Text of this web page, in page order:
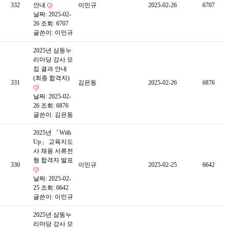
332
안내
날짜: 2025-02-
26 조회: 6707
글쓴이: 이민규
이민규 2025-02-26 6707
331
2025년 삼동누
리마당 강사 모
집 결과 안내
(최종 합격자)
날짜: 2025-02-
26 조회: 6876
글쓴이: 김은동
김은동 2025-02-26 6876
330
2025년 「With
Up」 교육지도
사 채용 서류전
형 합격자 발표
날짜: 2025-02-
25 조회: 6642
글쓴이: 이민규
이민규 2025-02-25 6642
2025년 삼동누
리마당 강사 모